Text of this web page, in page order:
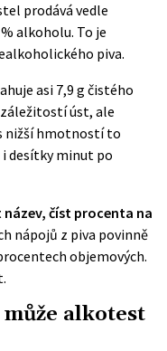
prodává vedle
alkoholu. To je
piva.
asi 7,9 g čistého
úst, ale
nižší hmotností to
desítky minut po
název, číst procenta na
nápojů z piva povinně
objemových.
alkotest